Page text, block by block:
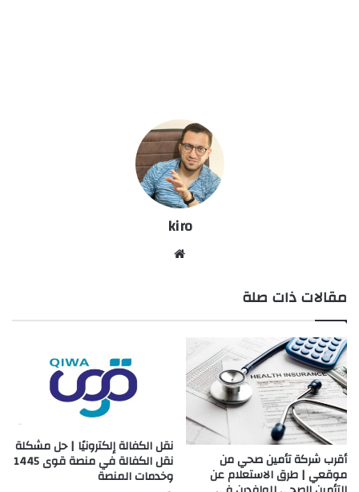
kiro
مقالات ذات صلة
أقرب شركة تأمين صحي من
موقعي | طرق الاستعلام عن
نقل الكفالة إلكترونيًا | حل مشكلة
نقل الكفالة في منصة قوى 1445
وخدمات المنصة